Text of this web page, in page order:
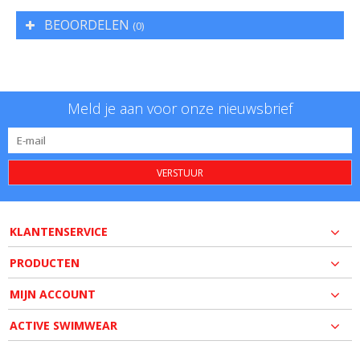
BEOORDELEN (0)
Meld je aan voor onze nieuwsbrief
VERSTUUR
KLANTENSERVICE
PRODUCTEN
MIJN ACCOUNT
ACTIVE SWIMWEAR